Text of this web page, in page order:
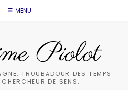
MENU
Piolot
TROUBADOUR DES TEMPS
CHERCHEUR DE SENS.